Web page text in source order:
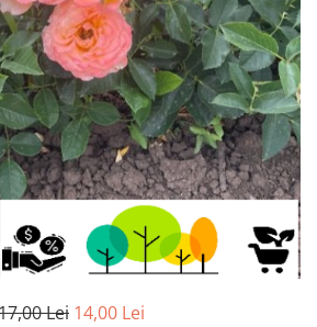
Lei 14,00 Lei